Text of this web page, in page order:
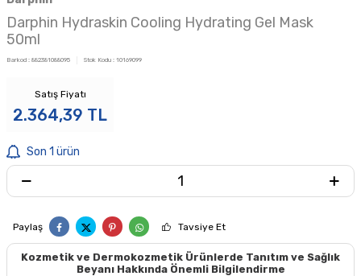
Darphin Hydraskin Cooling Hydrating Gel Mask
50ml
Barkod : 882381088095 Stok Kodu : 10169099
Satış Fiyatı
2.364,39 TL
Son 1 ürün
Paylaş Tavsiye Et
Kozmetik ve Dermokozmetik Ürünlerde Tanıtım ve Sağlık
Beyanı Hakkında Önemli Bilgilendirme